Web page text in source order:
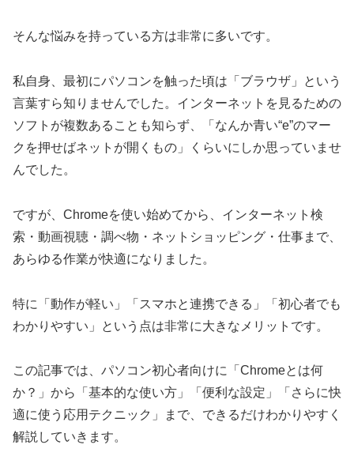
そんな悩みを持っている方は非常に多いです。
私自身、最初にパソコンを触った頃は「ブラウザ」という
言葉すら知りませんでした。インターネットを見るための
ソフトが複数あることも知らず、「なんか青い“e”のマー
クを押せばネットが開くもの」くらいにしか思っていませ
んでした。
ですが、Chromeを使い始めてから、インターネット検
索・動画視聴・調べ物・ネットショッピング・仕事まで、
あらゆる作業が快適になりました。
特に「動作が軽い」「スマホと連携できる」「初心者でも
わかりやすい」という点は非常に大きなメリットです。
この記事では、パソコン初心者向けに「Chromeとは何
か？」から「基本的な使い方」「便利な設定」「さらに快
適に使う応用テクニック」まで、できるだけわかりやすく
解説していきます。